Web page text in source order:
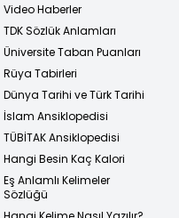
Video Haberler
TDK Sözlük Anlamları
Üniversite Taban Puanları
Rüya Tabirleri
Dünya Tarihi ve Türk Tarihi
İslam Ansiklopedisi
TÜBİTAK Ansiklopedisi
Hangi Besin Kaç Kalori
Eş Anlamlı Kelimeler
Sözlüğü